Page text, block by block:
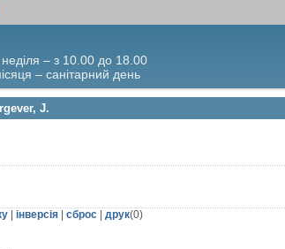
неділя – з 10.00 до 18.00
– санітарний день
J.
інверсія сброс друк(0)